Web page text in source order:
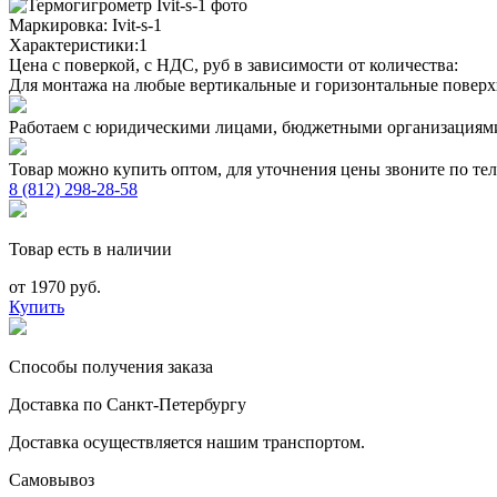
Маркировка: Ivit-s-1
Характеристики:1
Цена с поверкой, с НДС, руб в зависимости от количества:
Для монтажа на любые вертикальные и горизонтальные
Работаем с юридическими лицами, бюджетными
Товар можно купить оптом, для уточнения цены звоните по
8 (812) 298-28-58
Товар есть в наличии
от 1970 руб.
Купить
Способы получения заказа
Доставка по Санкт-Петербургу
Доставка осуществляется нашим транспортом.
Самовывоз